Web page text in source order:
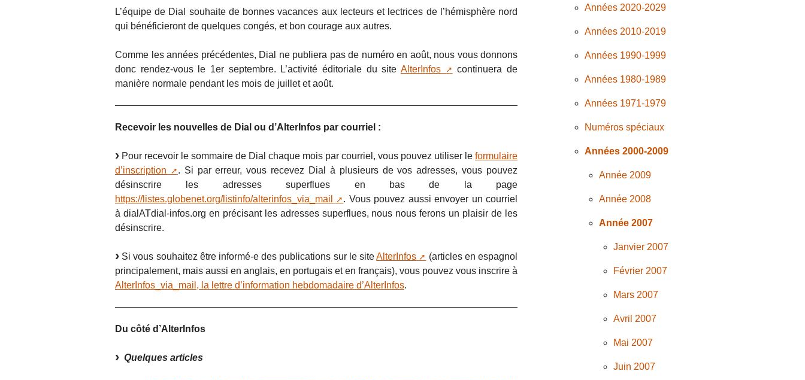
L’équipe de Dial souhaite de bonnes vacances aux lecteurs et lectrices de l’hémisphère nord
qui bénéficieront de quelques congés, et bon courage aux autres.
Comme les années précédentes, Dial ne publiera pas de numéro en août, nous vous donnons
donc rendez-vous le 1er septembre. L’activité éditoriale du site AlterInfos
continuera de
manière normale pendant les mois de juillet et août.
Recevoir les nouvelles de Dial ou d’AlterInfos par courriel :
Pour recevoir le sommaire de Dial chaque mois par courriel, vous pouvez utiliser le formulaire
d’inscription
. Si par erreur, vous recevez Dial à plusieurs de vos adresses, vous pouvez
désinscrire les adresses superflues en bas de la page
https://listes.globenet.org/listinfo/alterinfos_via_mail
. Vous pouvez aussi envoyer un courriel
à dialATdial-infos.org en précisant les adresses superflues, nous nous ferons un plaisir de les
désinscrire.
Si vous souhaitez être informé-e des publications sur le siteAlterInfos
(articles en espagnol
principalement, mais aussi en anglais, en portugais et en français), vous pouvez vous inscrire à
AlterInfos_via_mail, la lettre d’information hebdomadaire d’AlterInfos.
Du côté d’AlterInfos
Quelques articles
Années 2020-2029
Années 2010-2019
Années 1990-1999
Années 1980-1989
Années 1971-1979
Numéros spéciaux
Années 2000-2009
Année 2009
Année 2008
Année 2007
Janvier 2007
Février 2007
Mars 2007
Avril 2007
Mai 2007
Juin 2007